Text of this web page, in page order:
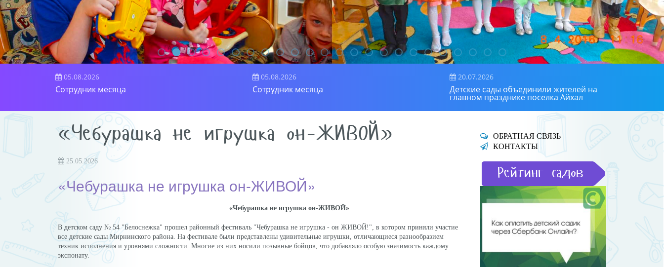
05.08.2026
Сотрудник месяца
05.08.2026
Сотрудник месяца
20.07.2026
Детские сады объединили жителей на
главном празднике поселка Айхал
«Чебурашка не игрушка он-ЖИВОЙ»
25.05.2026
«Чебурашка не игрушка он-ЖИВОЙ»
«Чебурашка не игрушка он-ЖИВОЙ»
В детском саду № 54 "Белоснежка" прошел районный фестиваль "Чебурашка не игрушка - он ЖИВОЙ!", в котором приняли участие
все детские сады Мирнинского района. На фестивале были представлены удивительные игрушки, отличающиеся разнообразием
техник исполнения и уровнями сложности. Многие из них носили позывные бойцов, что добавляло особую значимость каждому
экспонату.
ОБРАТНАЯ СВЯЗЬ
КОНТАКТЫ
Рейтинг садов